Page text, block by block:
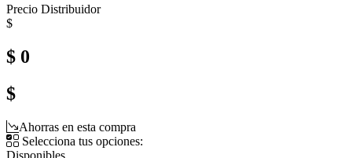
Precio Distribuidor
$
$ 0
$
Ahorras en esta compra
Selecciona tus opciones:
Disponibles